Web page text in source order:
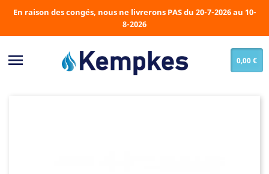
En raison des congés, nous ne livrerons PAS du 20-7-2026 au 10-
8-2026
 0,00 €